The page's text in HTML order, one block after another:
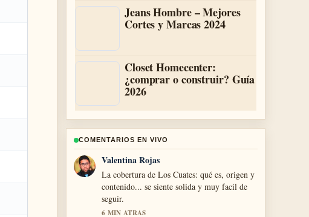
Jeans Hombre – Mejores
Cortes y Marcas 2024
Closet Homecenter:
¿comprar o construir? Guía
2026
COMENTARIOS EN VIVO
Andres Castillo
Muy buen trabajo de verificacion sobre
Hummus: ¿Es saludable? Beneficios,
ingredientes y cómo.... Mas medios deberian
escribir asi.